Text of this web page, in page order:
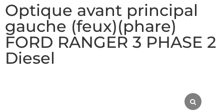
Optique avant principal
gauche (feux)(phare)
FORD RANGER 3 PHASE 2
Diesel